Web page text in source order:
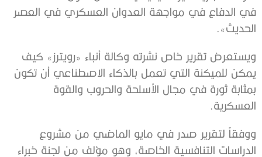
في الدفاع في مواجهة العدوان العسكري في العصر
الحديث».
ويستعرض تقرير خاص نشرته وكالة أنباء «رويترز» كيف
يمكن للميكنة التي تعمل بالذكاء الاصطناعي أن تكون
بمثابة ثورة في مجال الأسلحة والحروب والقوة
العسكرية.
ووفقاً لتقرير صدر في مايو الماضي من مشروع
الدراسات التنافسية الخاصة، وهو مؤلف من لجنة خبراء